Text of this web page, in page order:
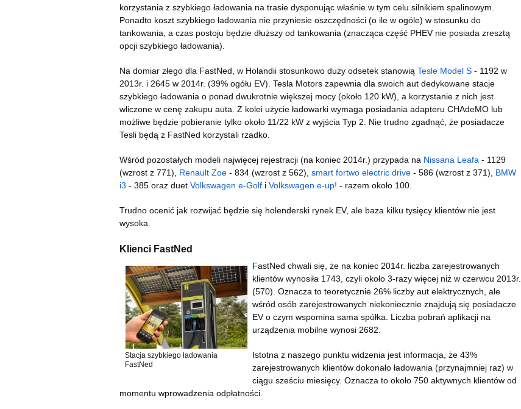
korzystania z szybkiego ładowania na trasie dysponując właśnie w tym celu silnikiem spalinowym.
Ponadto koszt szybkiego ładowania nie przyniesie oszczędności (o ile w ogóle) w stosunku do
tankowania, a czas postoju będzie dłuższy od tankowania (znacząca część PHEV nie posiada zresztą
opcji szybkiego ładowania).
Na domiar złego dla FastNed, w Holandii stosunkowo duży odsetek stanowią Tesle Model S - 1192 w
2013r. i 2645 w 2014r. (39% ogółu EV). Tesla Motors zapewnia dla swoich aut dedykowane stacje
szybkiego ładowania o ponad dwukrotnie większej mocy (około 120 kW), a korzystanie z nich jest
wliczone w cenę zakupu auta. Z kolei użycie ładowarki wymaga posiadania adapteru CHAdeMO lub
możliwe będzie pobieranie tylko około 11/22 kW z wyjścia Typ 2. Nie trudno zgadnąć, że posiadacze
Tesli będą z FastNed korzystali rzadko.
Wśród pozostałych modeli najwięcej rejestracji (na koniec 2014r.) przypada na Nissana Leafa - 1129
(wzrost z 771), Renault Zoe - 834 (wzrost z 562), smart fortwo electric drive - 586 (wzrost z 371), BMW
i3 - 385 oraz duet Volkswagen e-Golf i Volkswagen e-up! - razem około 100.
Trudno ocenić jak rozwijać będzie się holenderski rynek EV, ale baza kilku tysięcy klientów nie jest
wysoka.
Klienci FastNed
Stacja szybkiego ładowania
FastNed
FastNed chwali się, że na koniec 2014r. liczba zarejestrowanych
klientów wynosiła 1743, czyli około 3-razy więcej niż w czerwcu 2013r.
(570). Oznacza to teoretycznie 26% liczby aut elektrycznych, ale
wśród osób zarejestrowanych niekoniecznie znajdują się posiadacze
EV o czym wspomina sama spółka. Liczba pobrań aplikacji na
urządzenia mobilne wynosi 2682.
Istotna z naszego punktu widzenia jest informacja, że 43%
zarejestrowanych klientów dokonało ładowania (przynajmniej raz) w
ciągu sześciu miesięcy. Oznacza to około 750 aktywnych klientów od
momentu wprowadzenia odpłatności.